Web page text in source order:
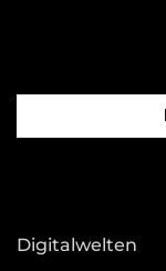
Digitalwelten